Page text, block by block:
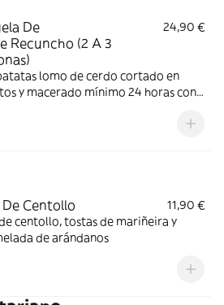
De
Recuncho (2 A 3
24,90 €
lomo de cerdo cortado en
y macerado mínimo 24 horas con
De Centollo
11,90 €
centollo, tostas de mariñeira y
de arándanos